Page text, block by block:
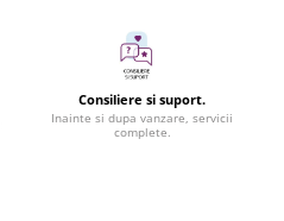
Consiliere si suport.
Inainte si dupa vanzare, servicii
complete.